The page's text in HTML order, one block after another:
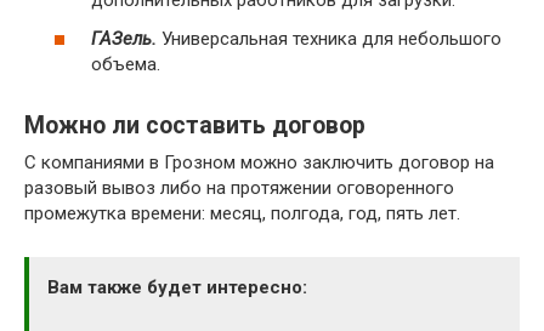
ГАЗель. Универсальная техника для небольшого
объема.
Можно ли составить договор
С компаниями в Грозном можно заключить договор на
разовый вывоз либо на протяжении оговоренного
промежутка времени: месяц, полгода, год, пять лет.
Вам также будет интересно: